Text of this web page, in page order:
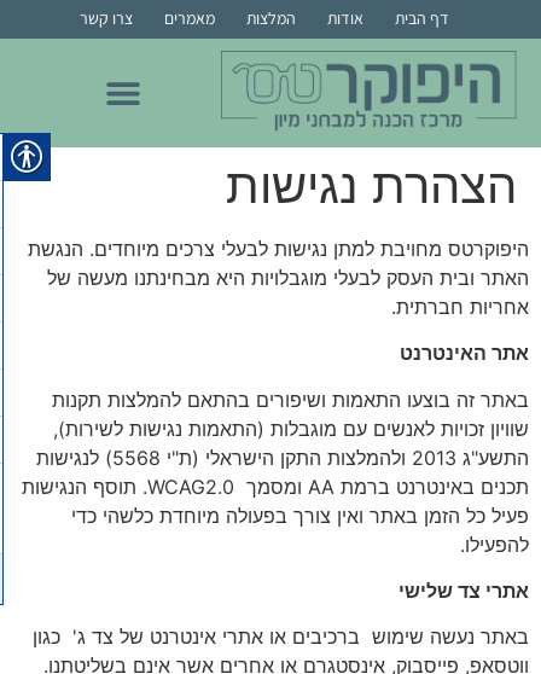
דף הבית אודות המלצות מאמרים צרו קשר
הצהרת נגישות
היפוקרטס מחויבת למתן נגישות לבעלי צרכים מיוחדים. הנגשת
האתר ובית העסק לבעלי מוגבלויות היא מבחינתנו מעשה של
אחריות חברתית.
אתר האינטרנט
באתר זה בוצעו התאמות ושיפורים בהתאם להמלצות תקנות
שוויון זכויות לאנשים עם מוגבלות (התאמות נגישות לשירות),
התשע"ג 2013 ולהמלצות התקן הישראלי (ת"י 5568) לנגישות
תכנים באינטרנט ברמת AA ומסמך WCAG2.0. תוסף הנגישות
פעיל כל הזמן באתר ואין צורך בפעולה מיוחדת כלשהי כדי
להפעילו.
אתרי צד שלישי
באתר נעשה שימוש ברכיבים או אתרי אינטרנט של צד ג' כגון
ווטסאפ, פייסבוק, אינסטגרם או אחרים אשר אינם בשליטתנו.